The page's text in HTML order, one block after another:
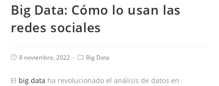
Big Data: Cómo lo usan las
redes sociales
8 noviembre, 2022 Big Data
El big data ha revolucionado el análisis de datos en